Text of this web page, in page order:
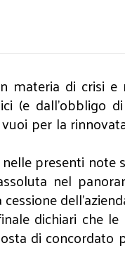
di crisi e
(e
per la
presenti
nel
dichiari che
di